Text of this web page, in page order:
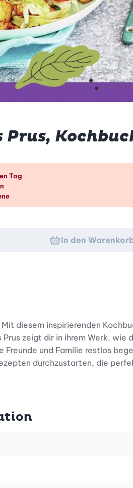
Prus,
Tag
In den
diesem inspirierenden
zeigt dir in ihrem Werk,
und Familie restlos
durchzustarten, die
oder ausgefallene
So geniesst du bei jeder
Meisterwerke kreierst,